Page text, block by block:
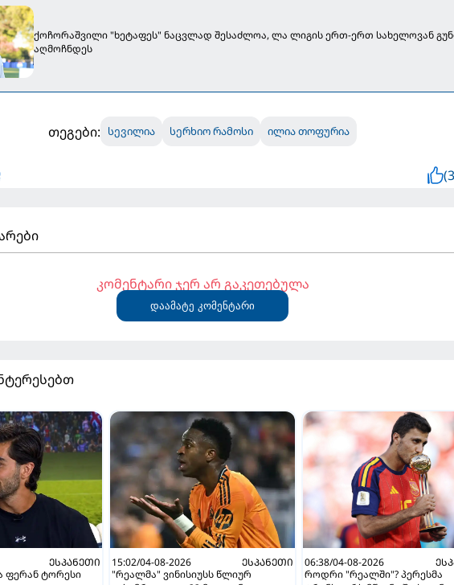
ქოჩორაშვილი "ხეტაფეს" ნაცვლად შესაძლოა, ლა ლიგის ერთ-ერთ სახელოვან
აღმოჩნდეს
თეგები: სევილია სერხიო რამოსი ილია თოფურია
კომენტარი ჯერ არ გაკეთებულა
დაამატე კომენტარი
ᲔᲡᲞᲐᲜᲔᲗᲘ
ფერან ტორესი
15:02/04-08-2026
ᲔᲡᲞᲐᲜᲔᲗᲘ
"რეალმა" ვინისიუსს წლიურ
06:38/04-08-2026
როდრი "რეალში"? პერესმა